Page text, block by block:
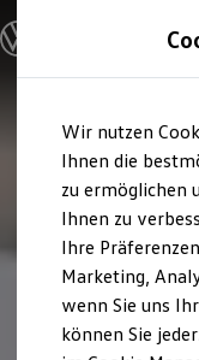
Hauptinhalt
springen
Footer
springen
Modelle und
Modelle
Elektroautos
ENERGY
SUV und
Kombis
Sportwagen
Schnell
Angebote und
Aktuelle
Wir nutzen
Ihnen die
zu ermöglichen
Ihnen zu
Ihre
Marketing,
wenn Sie uns
können Sie